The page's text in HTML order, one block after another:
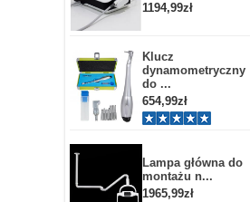
1194,99zł
Klucz
dynamometryczny
do ...
654,99zł
Lampa główna do
montażu n...
1965,99zł